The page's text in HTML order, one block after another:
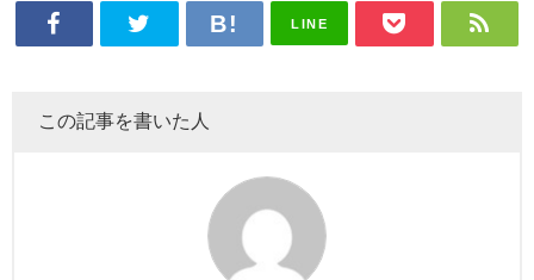
LINE
この記事を書いた人